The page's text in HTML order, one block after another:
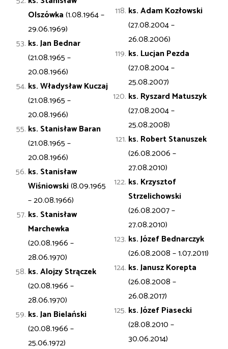
Olszówka(1.08.1964 –
29.06.1969)
ks. JanBednar
(21.08.1965 –
20.08.1966)
ks. WładysławKuczaj
(21.08.1965 –
20.08.1966)
ks. StanisławBaran
(21.08.1965 –
20.08.1966)
ks. Stanisław
Wiśniowski(8.09.1965
– 20.08.1966)
ks. Stanisław
Marchewka
(20.08.1966 –
28.06.1970)
ks. AlojzyStrączek
(20.08.1966 –
28.06.1970)
ks. JanBielański
(20.08.1966 –
25.06.1972)
ks. Adam Kozłowski
(27.08.2004 –
26.08.2006)
ks. Lucjan Pezda
(27.08.2004 –
25.08.2007)
ks. Ryszard Matuszyk
(27.08.2004 –
25.08.2008)
ks. Robert Stanuszek
(26.08.2006 –
27.08.2010)
ks. Krzysztof
Strzelichowski
(26.08.2007 –
27.08.2010)
ks. Józef Bednarczyk
(26.08.2008 – 1.07.2011)
ks. Janusz Korepta
(26.08.2008 –
26.08.2017)
ks. Józef Piasecki
(28.08.2010 –
30.06.2014)